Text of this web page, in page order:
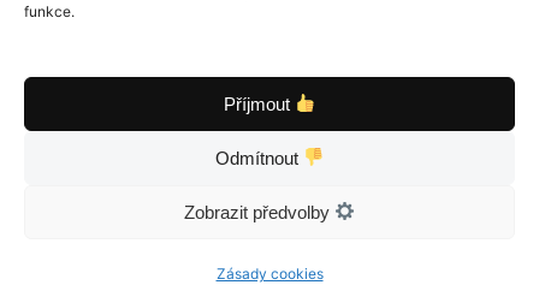
funkce.
Příjmout
Odmítnout
Zobrazit předvolby
Zásady cookies
Novou událost snadno
vytvoříte pomocí pravého
tlačítka myši nebo klávesovou
bočním panelu pod sekcí